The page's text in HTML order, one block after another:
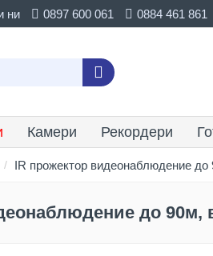
ни 0897 600 061 0884 461 861
Камери Рекордери
IR прожектор видеонаблюдение
до